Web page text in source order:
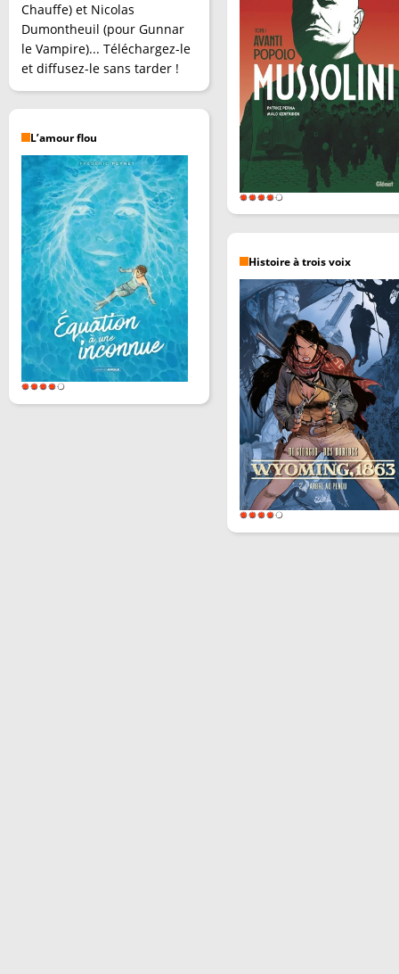
Chauffe) et Nicolas
Dumontheuil (pour Gunnar
le Vampire)... Téléchargez-le
et diffusez-le sans tarder !
L’amour flou
Histoire à trois voix